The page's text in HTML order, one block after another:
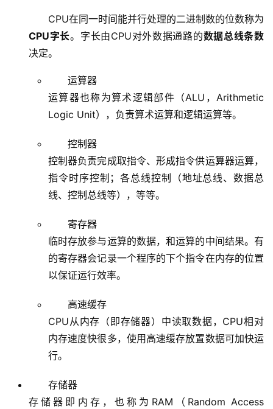
CPU在同一时间能并行处理的二进制数的位数称为
CPU字长。字长由CPU对外数据通路的数据总线条数
决定。
运算器
运算器也称为算术逻辑部件（ALU，Arithmetic
Logic Unit），负责算术运算和逻辑运算等。
控制器
控制器负责完成取指令、形成指令供运算器运算，
指令时序控制；各总线控制（地址总线、数据总
线、控制总线等），等等。
寄存器
临时存放参与运算的数据，和运算的中间结果。有
的寄存器会记录一个程序的下个指令在内存的位置
以保证运行效率。
高速缓存
CPU从内存（即存储器）中读取数据，CPU相对
内存速度快很多，使用高速缓存放置数据可加快运
行。
存储器
存储器即内存，也称为RAM（Random Access